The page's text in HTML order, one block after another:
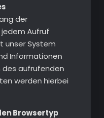
der
Aufruf
unser System
Informationen
aufrufenden
werden hierbei
Browsertyp